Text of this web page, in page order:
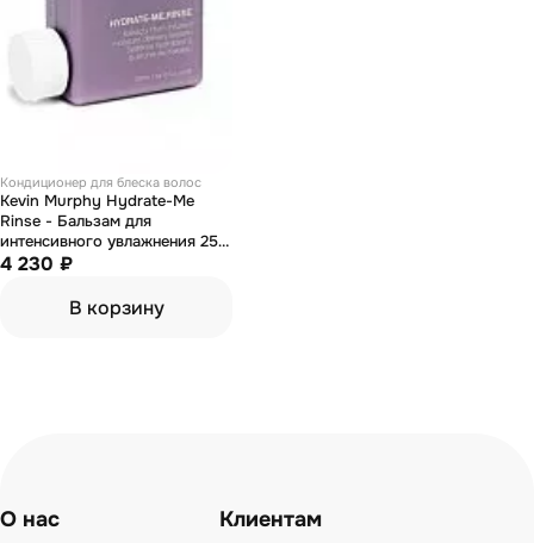
Кондиционер для блеска волос
Kevin Murphy Hydrate-Me
Rinse - Бальзам для
интенсивного увлажнения 250
мл
4 230 ₽
В корзину
О нас
Клиентам